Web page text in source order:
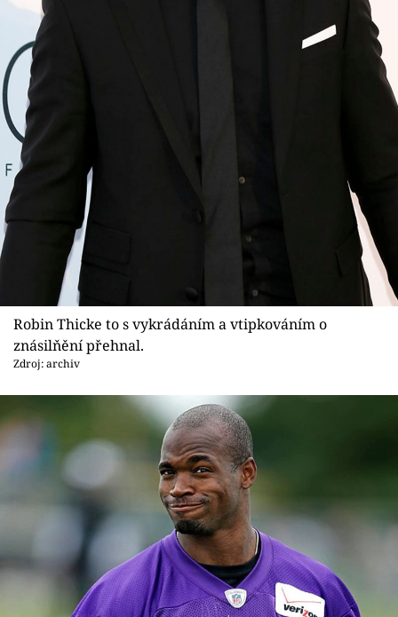
Videa
Sledujte prima+
Přihlášení
Sledujte nás
Robin Thicke to s vykrádáním a vtipkováním o
znásilňění přehnal.
Zdroj: archiv